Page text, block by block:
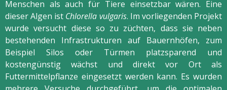
Menschen als auch für Tiere einsetzbar wären. Eine
dieser Algen ist Chlorella vulgaris. Im vorliegenden Projekt
wurde versucht diese so zu züchten, dass sie neben
bestehenden Infrastrukturen auf Bauernhöfen, zum
Beispiel Silos oder Türmen platzsparend und
kostengünstig wächst und direkt vor Ort als
Futtermittelpflanze eingesetzt werden kann. Es wurden